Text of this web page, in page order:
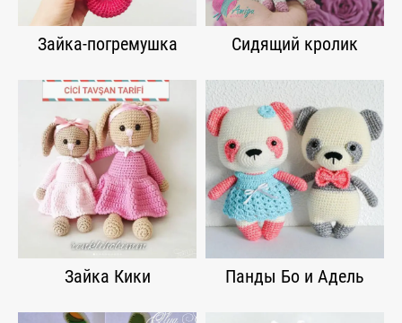
Зайка-погремушка Сидящий кролик
Зайка Кики Панды Бо и Адель